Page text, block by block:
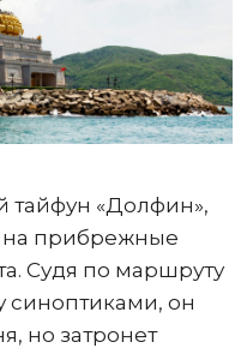
«Долфин»,
на прибрежные
Судя по маршруту
синоптиками, он
но затронет